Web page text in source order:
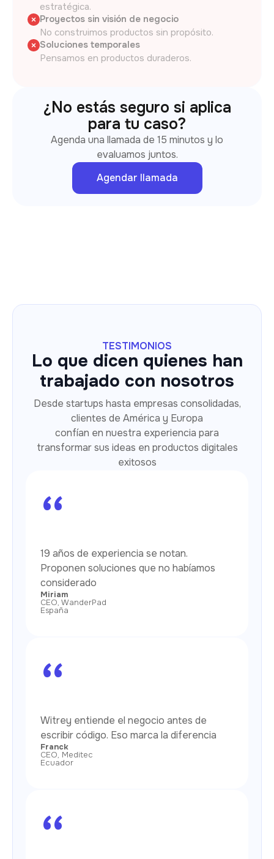
estratégica.
Proyectos sin visión de negocio
No construimos productos sin propósito.
Soluciones temporales
Pensamos en productos duraderos.
¿No estás seguro si aplica
para tu caso?
Agenda una llamada de 15 minutos y lo
evaluamos juntos.
Agendar llamada
TESTIMONIOS
Lo que dicen quienes han
trabajado con nosotros
Desde startups hasta empresas consolidadas,
clientes de América y Europa
confían en nuestra experiencia para
transformar sus ideas en productos digitales
exitosos
“
19 años de experiencia se notan.
Proponen soluciones que no habíamos
considerado
Miriam
CEO, WanderPad
España
“
Witrey entiende el negocio antes de
escribir código. Eso marca la diferencia
Franck
CEO, Meditec
Ecuador
“